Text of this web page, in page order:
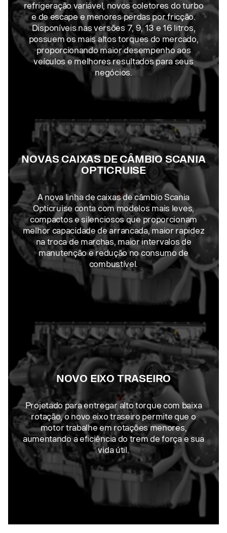
refrigeração variável, novos coletores do turbo
e de escape e menores perdas por fricção.
Disponíveis nas versões 7, 9, 13 e 16 litros,
possuem os mais altos torques do mercado,
proporcionando maior desempenho aos
veículos e melhores resultados para seus
negócios.
NOVAS CAIXAS DE CÂMBIO SCANIA
OPTICRUISE
A nova linha de caixas de câmbio Scania
Opticruise conta com modelos mais leves,
compactos e silenciosos que proporcionam
melhor capacidade de arrancada, maior rapidez
na troca de marchas, maior intervalos de
manutenção e redução no consumo de
combustível.
NOVO EIXO TRASEIRO
Projetado para entregar alto torque com baixa
rotação, o novo eixo traseiro permite que o
motor trabalhe em rotações menores,
aumentando a eficiência do trem de força e sua
vida útil.